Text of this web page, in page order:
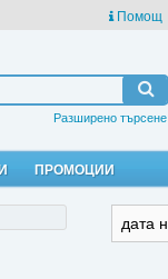
Помощ
Разширено търсене
ПРОМОЦИИ